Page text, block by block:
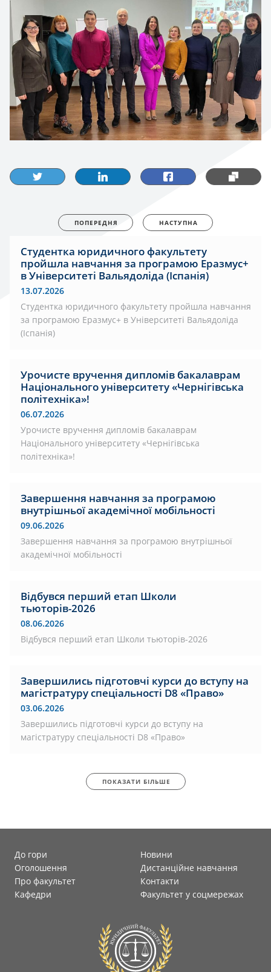
ПОПЕРЕДНЯ НАСТУПНА
Студентка юридичного факультету
пройшла навчання за програмою Еразмус+
в Університеті Вальядоліда (Іспанія)
13.07.2026
Студентка юридичного факультету пройшла навчання
за програмою Еразмус+ в Університеті Вальядоліда
(Іспанія)
Урочисте вручення дипломів бакалаврам
Національного університету «Чернігівська
політехніка»!
06.07.2026
Урочисте вручення дипломів бакалаврам
Національного університету «Чернігівська
політехніка»!
Завершення навчання за програмою
внутрішньої академічної мобільності
09.06.2026
Завершення навчання за програмою внутрішньої
академічної мобільності
Відбувся перший етап Школи
тьюторів-2026
08.06.2026
Відбувся перший етап Школи тьюторів-2026
Завершились підготовчі курси до вступу на
магістратуру спеціальності D8 «Право»
03.06.2026
Завершились підготовчі курси до вступу на
магістратуру спеціальності D8 «Право»
ПОКАЗАТИ БІЛЬШЕ
До гори
Новини
Оголошення
Дистанційне навчання
Про факультет
Контакти
Кафедри
Факультет у соцмережах